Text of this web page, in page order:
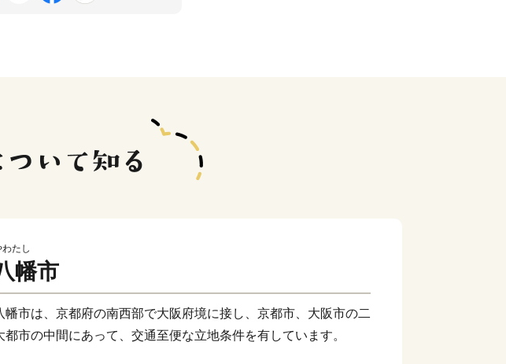
わたし
幡市
幡市は、京都府の南西部で大阪府境に接し、京都市、大阪市の二
都市の中間にあって、交通至便な立地条件を有しています。